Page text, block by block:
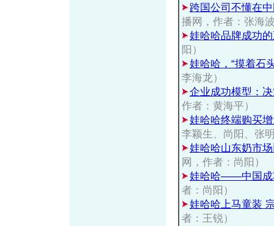
跨国公司不懂在
播网，作者：张海
娃哈哈品牌成功
阳）
娃哈哈，“摸着石
李海龙）
企业成功模型：
作者：黄海平）
娃哈哈终端购买
李颖生、尚阳、张
娃哈哈山东奶市
网，作者：尚阳）
娃哈哈——中国成
者：尚阳）
娃哈哈上马童装
者：王锐）